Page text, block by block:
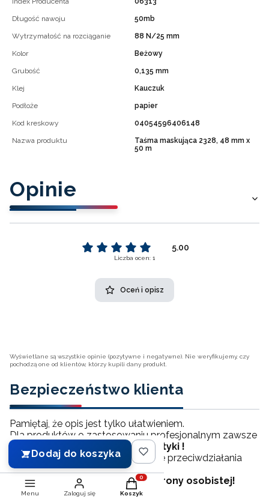
Długość nawoju 50mb
Wytrzymałość na rozciąganie 88 N/25 mm
Kolor Beżowy
Grubość 0,135 mm
Klej Kauczuk
Podłoże papier
Kod kreskowy 04054596406148
Nazwa produktu
Taśma maskująca 2328, 48 mm x
50 m
Opinie
5.00
Liczba ocen: 1
Oceń i opisz
Wyświetlane są wszystkie opinie (pozytywne i negatywne). Nie weryfikujemy, czy
pochodzą one od klientów, którzy kupili dany produkt.
Bezpieczeństwo klienta
Pamiętaj, że opis jest tylko ułatwieniem.
Dla produktów o zastosowaniu profesjonalnym zawsze
kartą charakterystyki !
Zawiera ona informacje o sposobie przeciwdziałania
gdy dojdzie do zagrożenia.
Zawsze też
używaj środków ochrony osobistej!
Dodaj do koszyka
Menu Zaloguj się
Produkty w koszyku: 0. Zobacz
Koszyk